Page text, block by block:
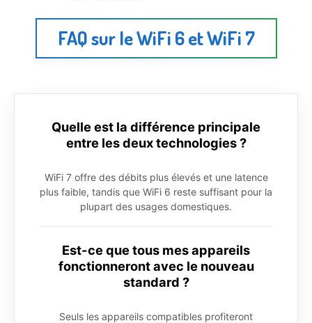
FAQ sur le WiFi 6 et WiFi 7
Quelle est la différence principale
entre les deux technologies ?
WiFi 7 offre des débits plus élevés et une latence
plus faible, tandis que WiFi 6 reste suffisant pour la
plupart des usages domestiques.
Est-ce que tous mes appareils
fonctionneront avec le nouveau
standard ?
Seuls les appareils compatibles profiteront